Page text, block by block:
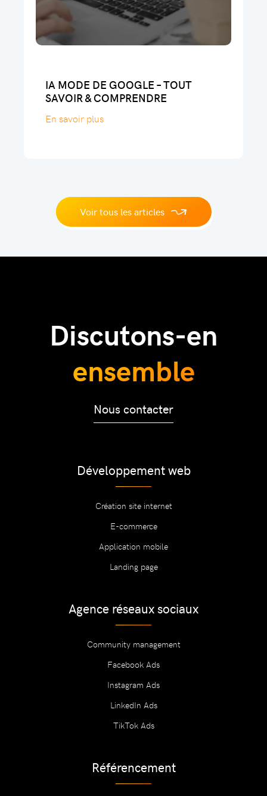
IA MODE DE GOOGLE – TOUT
SAVOIR & COMPRENDRE
En savoir plus
Voir tous les articles
Discutons-en
ensemble
Nous contacter
Développement web
Création site internet
E-commerce
Application mobile
Landing page
Agence réseaux sociaux
Community management
Facebook Ads
Instagram Ads
LinkedIn Ads
TikTok Ads
Référencement